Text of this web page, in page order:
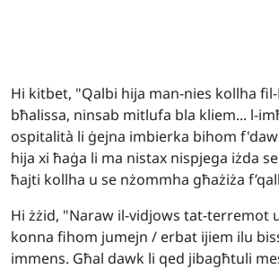
Hi kitbet, "Qalbi hija man-nies kollha
bħalissa, ninsab mitlufa bla kliem... l-
ospitalità li ġejna imbierka bihom
hija xi ħaġa li ma nistax nispjega iżda
ħajti kollha u se nżommha għażiża
Hi żżid, "Naraw il-vidjows tat-terremot
konna fihom jumejn / erbat ijiem ilu
immens. Għal dawk li qed jibagħtuli